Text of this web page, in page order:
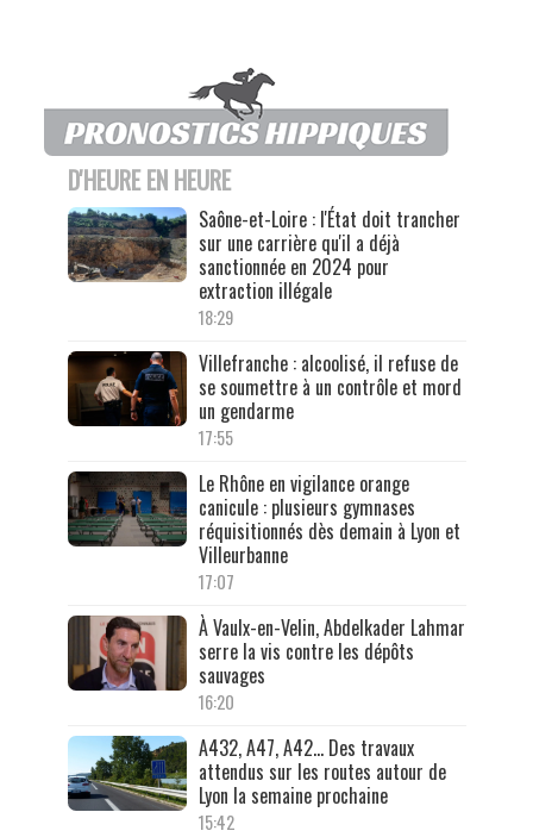
D'HEURE EN HEURE
Saône-et-Loire : l'État doit trancher
sur une carrière qu'il a déjà
sanctionnée en 2024 pour
extraction illégale
18:29
Villefranche : alcoolisé, il refuse de
se soumettre à un contrôle et mord
un gendarme
17:55
Le Rhône en vigilance orange
canicule : plusieurs gymnases
réquisitionnés dès demain à Lyon et
Villeurbanne
17:07
À Vaulx-en-Velin, Abdelkader Lahmar
serre la vis contre les dépôts
sauvages
16:20
A432, A47, A42… Des travaux
attendus sur les routes autour de
Lyon la semaine prochaine
15:42